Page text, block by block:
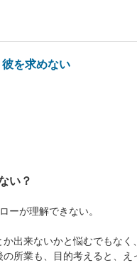
を求めない
い？
ーが理解できない。
出来ないかと悩むでもなく
所業も、目的考えると、え